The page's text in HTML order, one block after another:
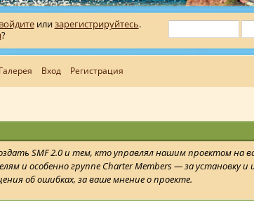
войдитеилизарегистрируйтесь.
?
Галерея Вход Регистрация
SMF 2.0 и тем, кто управлял нашим проектом на
и особенно группе Charter Members — за установку и
об ошибках, за ваше мнение о проекте.